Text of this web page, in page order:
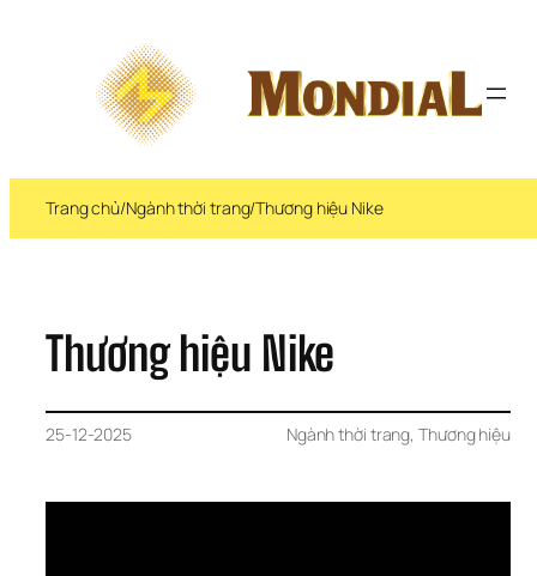
Trang chủ/Ngành thời trang/Thương hiệu Nike
Thương hiệu Nike
25-12-2025 Ngành thời trang, Thương hiệu